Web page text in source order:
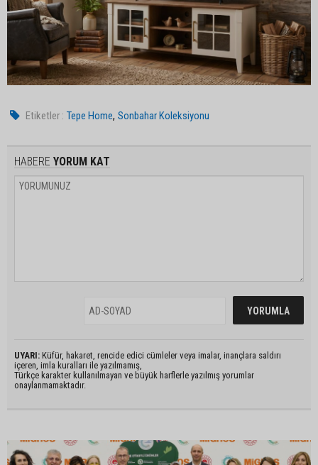
Etiketler : Tepe Home,Sonbahar Koleksiyonu
HABERE YORUM KAT
UYARI: Küfür, hakaret, rencide edici cümleler veya imalar, inançlara saldırı
içeren, imla kuralları ile yazılmamış,
Türkçe karakter kullanılmayan ve büyük harflerle yazılmış yorumlar
onaylanmamaktadır.